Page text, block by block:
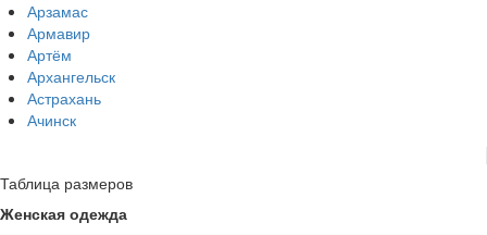
Арзамас
Армавир
Артём
Архангельск
Астрахань
Ачинск
Таблица размеров
Женская одежда